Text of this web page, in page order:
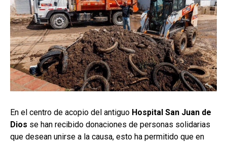
En el centro de acopio del antiguo Hospital San Juan de
Dios se han recibido donaciones de personas solidarias
que desean unirse a la causa, esto ha permitido que en